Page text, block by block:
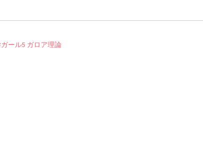
ール5 ガロア理論